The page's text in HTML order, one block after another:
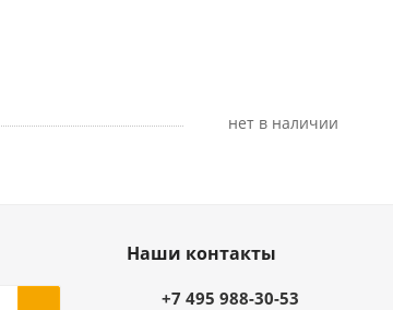
Нет в наличии
Наши контакты
+7 495 988-30-53